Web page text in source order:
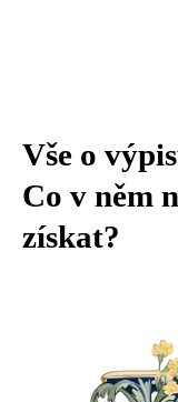
Vše o
Co v něm
získat?